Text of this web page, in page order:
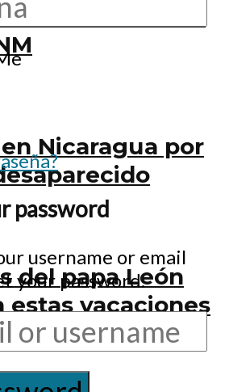
Monte de Cristo
Nicaragua por
del papa León
estas vacaciones
password
username or email
your password.